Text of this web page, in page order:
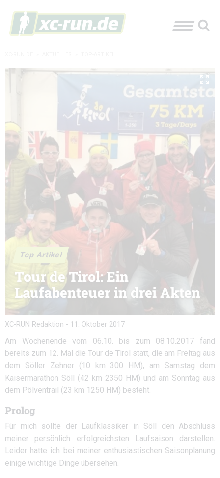
Top-Artikel
Tour de Tirol: Ein
Laufabenteuer in drei Akten
XC-RUN Redaktion - 11. Oktober 2017
Am Wochenende vom 06.10. bis zum 08.10.2017 fand
bereits zum 12. Mal die Tour de Tirol statt, die am Freitag aus
dem Söller Zehner (10 km 300 HM), am Samstag dem
Kaisermarathon Söll (42 km 2350 HM) und am Sonntag aus
dem Pölventrail (23 km 1250 HM) besteht.
Prolog
Für mich sollte der Laufklassiker in Söll den Abschluss
meiner persönlich erfolgreichsten Laufsaison darstellen.
Leider hatte ich bei meiner enthusiastischen Saisonplanung
einige wichtige Dinge übersehen.